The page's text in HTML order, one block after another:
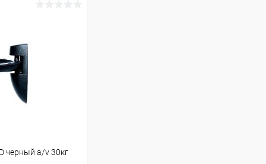
черный a/v 30кг